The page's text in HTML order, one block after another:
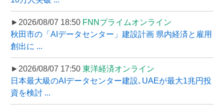
►2026/08/07 18:50 FNNプライムオンライン
秋田市の「AIデータセンター」建設計画 県内経済と雇用
創出に ...
►2026/08/07 17:50 東洋経済オンライン
日本最大級のAIデータセンター建設､UAEが最大1兆円投
資を検討 ...